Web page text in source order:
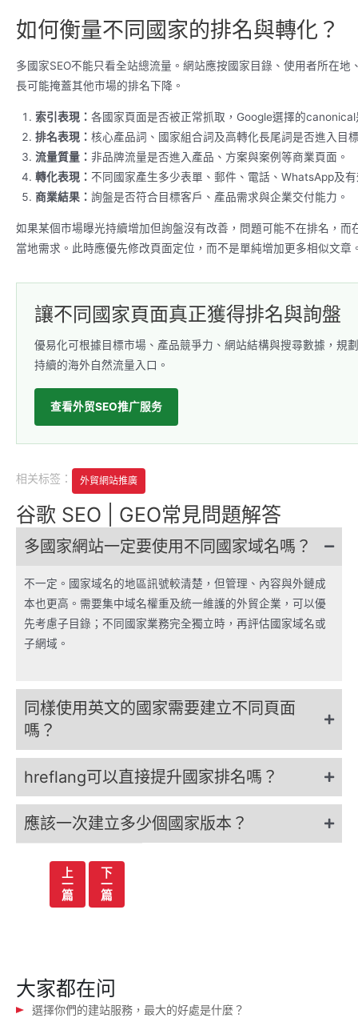
如何衡量不同國家的排名與轉化？
多國家SEO不能只看全站總流量。網站應按國家目錄、使用者所在
長可能掩蓋其他市場的排名下降。
索引表現： 各國家頁面是否被正常抓取，Google選擇的
排名表現： 核心產品詞、國家組合詞及高轉化長尾詞是否進入目
流量質量： 非品牌流量是否進入產品、方案與案例等商業頁面。
轉化表現： 不同國家產生多少表單、郵件、電話、WhatsApp及
商業結果： 詢盤是否符合目標客戶、產品需求與企業交付能力。
如果某個市場曝光持續增加但詢盤沒有改善，問題可能不在排名，
當地需求。此時應優先修改頁面定位，而不是單純增加更多相似文章
讓不同國家頁面真正獲得排名與詢盤
優易化可根據目標市場、產品競爭力、網站結構與搜尋數據，規
持續的海外自然流量入口。
查看外贸SEO推广服务
相关标签： 外貿網站推廣
谷歌 SEO | GEO常見問題解答
多國家網站一定要使用不同國家域名嗎？
不一定。國家域名的地區訊號較清楚，但管理、內容與外鏈成
本也更高。需要集中域名權重及統一維護的外貿企業，可以優
先考慮子目錄；不同國家業務完全獨立時，再評估國家域名或
子網域。
同樣使用英文的國家需要建立不同頁面
嗎？
hreflang可以直接提升國家排名嗎？
應該一次建立多少個國家版本？
上
一
篇
下
一
篇
大家都在问
選擇你們的建站服務，最大的好處是什麼？